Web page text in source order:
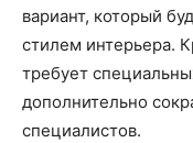
вариант, который
стилем интерьера.
требует
дополнительно
специалистов.